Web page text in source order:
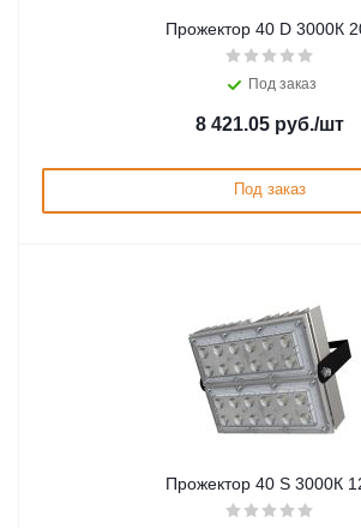
Прожектор 40 D 3000К
Под заказ
8 421.05 руб./шт
Под заказ
Прожектор 40 S 3000К